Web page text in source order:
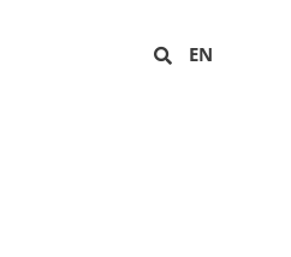
EN